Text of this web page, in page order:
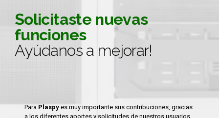
Solicitaste nuevas
funciones
Ayúdanos a mejorar!
Para Plaspy es muy importante sus contribuciones, gracias
a los diferentes aportes y solicitudes de nuestros usuarios